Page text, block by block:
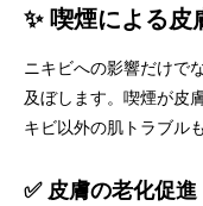
✨ 喫煙による皮
ニキビへの影響だけで
及ぼします。喫煙が皮
キビ以外の肌トラブル
✅ 皮膚の老化促進